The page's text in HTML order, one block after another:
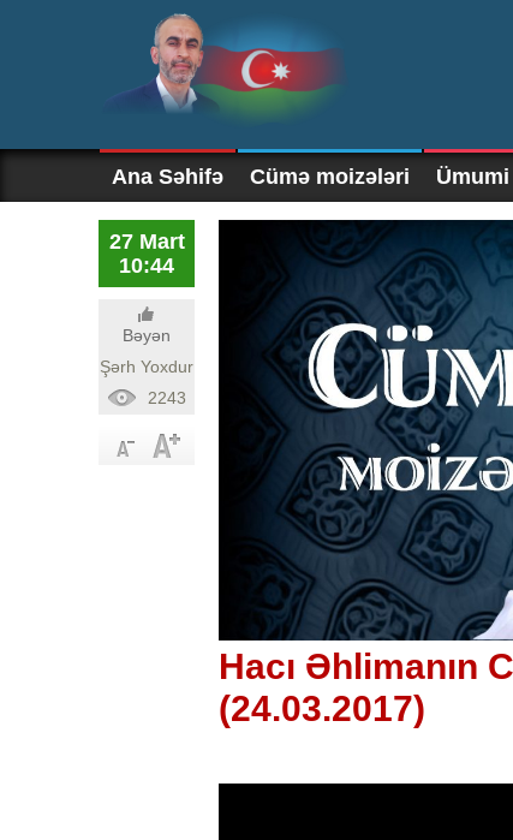
Ana Səhifə Cümə moizələri
27 Mart
10:44
Bəyən
Şərh Yoxdur
2243
Hacı Əhlimanın
(24.03.2017)